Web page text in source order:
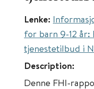
Lenke:
for barn 9-12 år:
tjenestetilbud i
Description:
Denne FHI-